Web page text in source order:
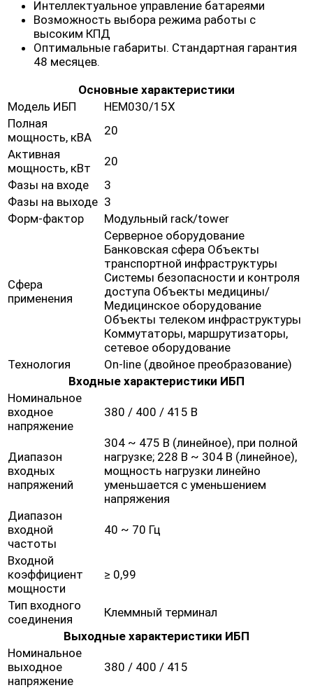
Интеллектуальное управление батареями
Возможность выбора режима работы с
высоким КПД
Оптимальные габариты. Стандартная гарантия
48 месяцев.
Основные характеристики
Модель ИБП
HEM030/15X
Полная
мощность, кВА
20
Активная
мощность, кВт
20
Фазы на входе
3
Фазы на выходе 3
Форм-фактор
Модульный rack/tower
Сфера
применения
Серверное оборудование
Банковская сфера Объекты
транспортной инфраструктуры
Системы безопасности и контроля
доступа Объекты медицины/
Медицинское оборудование
Объекты телеком инфраструктуры
Коммутаторы, маршрутизаторы,
сетевое оборудование
Технология
On-line (двойное преобразование)
Входные характеристики ИБП
Номинальное
входное
напряжение
380 / 400 / 415 В
Диапазон
входных
напряжений
304 ~ 475 В (линейное), при полной
нагрузке; 228 В ~ 304 В (линейное),
мощность нагрузки линейно
уменьшается с уменьшением
напряжения
Диапазон
входной
частоты
40 ~ 70 Гц
Входной
коэффициент
мощности
≥ 0,99
Тип входного
соединения
Клеммный терминал
Выходные характеристики ИБП
Номинальное
выходное
напряжение
380 / 400 / 415